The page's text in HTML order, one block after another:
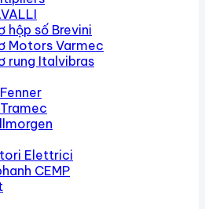
hộp số Brevini
Motors Varmec
rung Italvibras
Elettrici
CEMP